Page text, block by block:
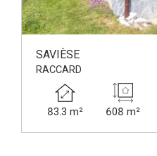
SAVIÈSE
RACCARD
83.3 m² 608 m²